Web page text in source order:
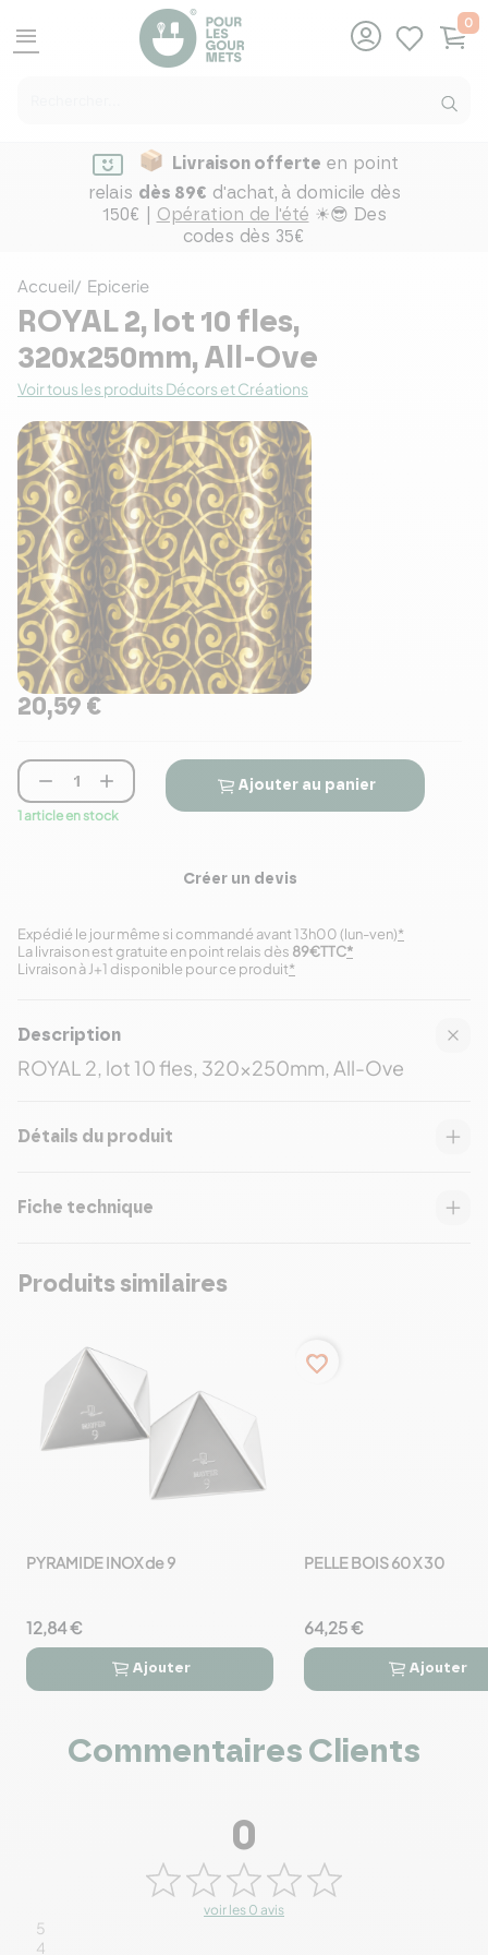
menu
0
Livraison offerte en point
relais dès 89€ d'achat, à domicile dès
150€ | Opération de l'été ☀😎 Des
codes dès 35€
Accueil Epicerie
ROYAL 2, lot 10 fles,
320x250mm, All-Ove
Voir tous les produits Décors et Créations
20,59 €
 
1 article en stock
Ajouter au panier
Créer un devis
Expédié le jour même si commandé avant 13h00 (lun-ven)*
Livraison à J+1 disponible pour ce produit*
La livraison est gratuite en point relais dès 89€TTC*
Description
ROYAL 2, lot 10 fles, 320x250mm, All-Ove
Détails du produit
Fiche technique
Produits similaires
favorite_border
PYRAMIDE INOX de 9
12,84 €
 
Ajouter
favorite_border
PELLE BOIS 60 X 30
64,25 €
 
Ajouter
Commentaires Clients
0
voir les 0 avis
5
4